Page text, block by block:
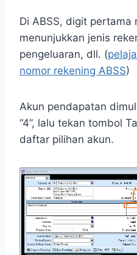
Di ABSS, digit pertama
menunjukkan jenis
pengeluaran, dll. (
nomor rekening ABSS)
Akun pendapatan
“4”, lalu tekan tombol
daftar pilihan akun.